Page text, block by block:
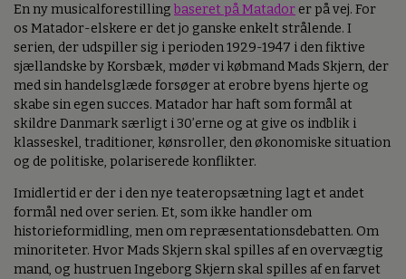
En ny musicalforestillingbaseret på Matador er på vej. For
os Matador-elskere er det jo ganske enkelt strålende. I
serien, der udspiller sig i perioden 1929-1947 i den fiktive
sjællandske by Korsbæk, møder vi købmand Mads Skjern, der
med sin handelsglæde forsøger at erobre byens hjerte og
skabe sin egen succes. Matador har haft som formål at
skildre Danmark særligt i 30’erne og at give os indblik i
klasseskel, traditioner, kønsroller, den økonomiske situation
og de politiske, polariserede konflikter.
Imidlertid er der i den nye teateropsætning lagt et andet
formål ned over serien. Et, som ikke handler om
historieformidling, men om repræsentationsdebatten. Om
minoriteter. Hvor Mads Skjern skal spilles af en overvægtig
mand, og hustruen Ingeborg Skjern skal spilles af en farvet